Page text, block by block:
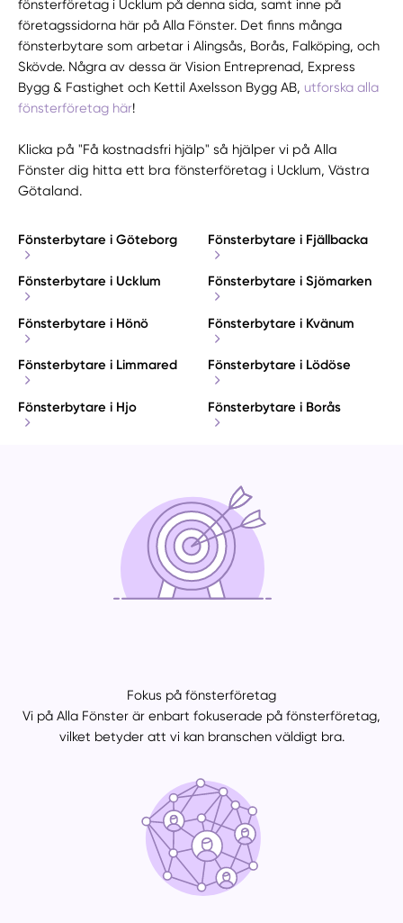
fönsterföretag i Ucklum på denna sida, samt inne på
företagssidorna här på Alla Fönster. Det finns många
fönsterbytare som arbetar i Alingsås, Borås, Falköping, och
Skövde. Några av dessa är Vision Entreprenad, Express
Bygg & Fastighet och Kettil Axelsson Bygg AB, utforska alla
fönsterföretag här!
Klicka på "Få kostnadsfri hjälp" så hjälper vi på Alla
Fönster dig hitta ett bra fönsterföretag i Ucklum, Västra
Götaland.
Fönsterbytare i Göteborg Fönsterbytare i Fjällbacka
Fönsterbytare i Ucklum Fönsterbytare i Sjömarken
Fönsterbytare i Hönö Fönsterbytare i Kvänum
Fönsterbytare i Limmared Fönsterbytare i Lödöse
Fönsterbytare i Hjo Fönsterbytare i Borås
Fokus på fönsterföretag
Vi på Alla Fönster är enbart fokuserade på fönsterföretag,
vilket betyder att vi kan branschen väldigt bra.